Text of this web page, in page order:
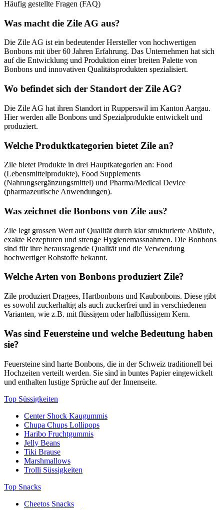
Feuersteinegehören in der Schweiz zu einer Hochzeit wie Braut
eingewickelt und auf den Innenseiten mit lustigen Sprüchen
entweder von der Braut und dem Bräutigam zugeworfen oder von
Kindern aus speziellen Körbchen verteilt. Häufig werfen auch die
Trauzeugen den Gästen oder den Zuschauenden einer
Hochzeitszeremonie Feuersteine zu.
Bei Sweets.ch gibt’s die beliebten Feuersteine von Zile in 1
Kilogramm schweren Säcken. Denn das Werfen von Feuersteinen
oftmals sind die Säcke in Rekordzeit leer. Bestell deshalb lieber
einen Sack Feuersteine zu viel als einen Sack Feuersteine zu wenig:
Die Hochzeit findet -hoffentlich- nur einmal statt. Und wenn am
Beteiligten nur für unnötigen Frust.
Häufig gestellte Fragen (FAQ)
Was macht die Zile AG aus?
Die Zile AG ist ein bedeutender Hersteller von hochwertigen
Bonbons mit über 60 Jahren Erfahrung. Das Unternehmen hat sich
auf die Entwicklung und Produktion einer breiten Palette von
Bonbons und innovativen Qualitätsprodukten spezialisiert.
Wo befindet sich der Standort der Zile AG?
Die Zile AG hat ihren Standort in Rupperswil im Kanton Aargau.
Hier werden alle Bonbons und Spezialprodukte entwickelt und
produziert.
Welche Produktkategorien bietet Zile an?
Zile bietet Produkte in drei Hauptkategorien an: Food
(Lebensmittelprodukte), Food Supplements
(Nahrungsergänzungsmittel) und Pharma/Medical Device
(pharmazeutische Anwendungen).
Was zeichnet die Bonbons von Zile aus?
Zile legt grossen Wert auf Qualität durch klar strukturierte Abläufe,
exakte Rezepturen und strenge Hygienemassnahmen. Die Bonbons
sind für ihre herausragende Qualität und die Verwendung
hochwertiger Rohstoffe bekannt.
Welche Arten von Bonbons produziert Zile?
Zile produziert Dragees, Hartbonbons und Kaubonbons. Diese gibt
es sowohl zuckerhaltig als auch zuckerfrei und in verschiedenen
Varianten, wie z.B. mit flüssigem oder halbflüssigem Kern.
Was sind Feuersteine und welche Bedeutung haben
sie?
Feuersteine sind harte Bonbons, die in der Schweiz traditionell bei
Hochzeiten verteilt werden. Sie sind in buntes Papier eingewickelt
und enthalten lustige Sprüche auf der Innenseite.
Top Süssigkeiten
Center Shock Kaugummis
Chupa Chups Lollipops
Haribo Fruchtgummis
Jelly Beans
Tiki Brause
Marshmallows
Trolli Süssigkeiten
Top Snacks
Cheetos Snacks